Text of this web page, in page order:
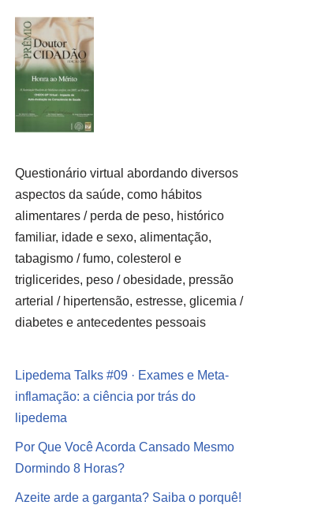
Questionário virtual abordando diversos
aspectos da saúde, como hábitos
alimentares / perda de peso, histórico
familiar, idade e sexo, alimentação,
tabagismo / fumo, colesterol e
triglicerides, peso / obesidade, pressão
arterial / hipertensão, estresse, glicemia /
diabetes e antecedentes pessoais
Lipedema Talks #09 · Exames e Meta-
inflamação: a ciência por trás do
lipedema
Por Que Você Acorda Cansado Mesmo
Dormindo 8 Horas?
Azeite arde a garganta? Saiba o porquê!